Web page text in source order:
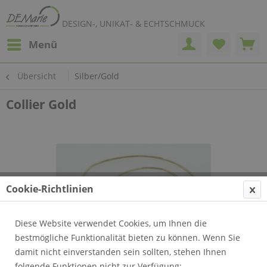
DESIGN-, UNIKAT- & ECHTSCHMUCK
Menü
Übersicht Silber/Gold
Collier Gold
Cookie-Richtlinien
Diese Website verwendet Cookies, um Ihnen die
bestmögliche Funktionalität bieten zu können. Wenn Sie
damit nicht einverstanden sein sollten, stehen Ihnen